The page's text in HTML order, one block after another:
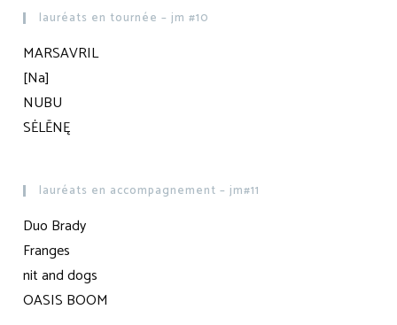
lauréats en tournée – jm #10
MARSAVRIL
[Na]
NUBU
SĖLĒNĘ
lauréats en accompagnement – jm#11
Duo Brady
Franges
nit and dogs
OASIS BOOM